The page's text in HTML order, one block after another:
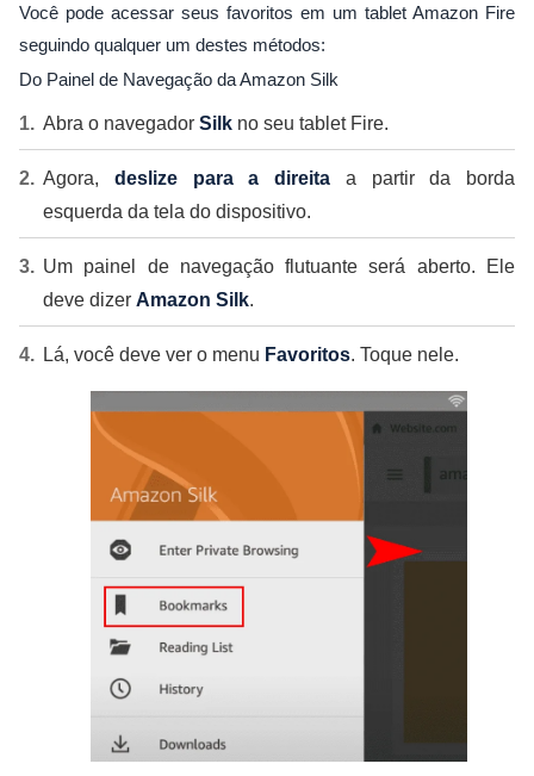
Você pode acessar seus favoritos em um tablet Amazon Fire
seguindo qualquer um destes métodos:
Do Painel de Navegação da Amazon Silk
Abra o navegador Silk no seu tablet Fire.
Agora, deslize para a direita a partir da borda
esquerda da tela do dispositivo.
Um painel de navegação flutuante será aberto. Ele
deve dizer Amazon Silk.
Lá, você deve ver o menu Favoritos. Toque nele.